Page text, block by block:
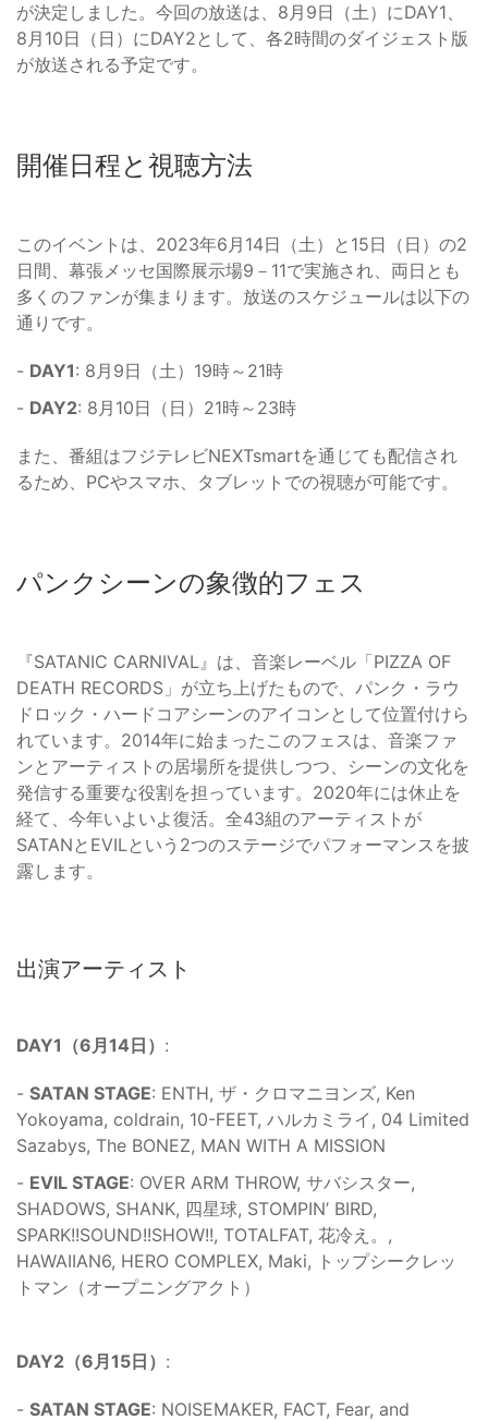
が決定しました。今回の放送は、8月9日（土）にDAY1、
8月10日（日）にDAY2として、各2時間のダイジェスト版
が放送される予定です。
開催日程と視聴方法
このイベントは、2023年6月14日（土）と15日（日）の2
日間、幕張メッセ国際展示場9－11で実施され、両日とも
多くのファンが集まります。放送のスケジュールは以下の
通りです。
- DAY1: 8月9日（土）19時～21時
- DAY2: 8月10日（日）21時～23時
また、番組はフジテレビNEXTsmartを通じても配信され
るため、PCやスマホ、タブレットでの視聴が可能です。
パンクシーンの象徴的フェス
『SATANIC CARNIVAL』は、音楽レーベル「PIZZA OF
DEATH RECORDS」が立ち上げたもので、パンク・ラウ
ドロック・ハードコアシーンのアイコンとして位置付けら
れています。2014年に始まったこのフェスは、音楽ファ
ンとアーティストの居場所を提供しつつ、シーンの文化を
発信する重要な役割を担っています。2020年には休止を
経て、今年いよいよ復活。全43組のアーティストが
SATANとEVILという2つのステージでパフォーマンスを披
露します。
出演アーティスト
DAY1（6月14日） :
- SATAN STAGE: ENTH, ザ・クロマニヨンズ, Ken
Yokoyama, coldrain, 10-FEET, ハルカミライ, 04 Limited
Sazabys, The BONEZ, MAN WITH A MISSION
- EVIL STAGE: OVER ARM THROW, サバシスター,
SHADOWS, SHANK, 四星球, STOMPIN’ BIRD,
SPARK!!SOUND!!SHOW!!, TOTALFAT, 花冷え。,
HAWAIIAN6, HERO COMPLEX, Maki, トップシークレッ
トマン（オープニングアクト）
DAY2（6月15日） :
- SATAN STAGE: NOISEMAKER, FACT, Fear, and